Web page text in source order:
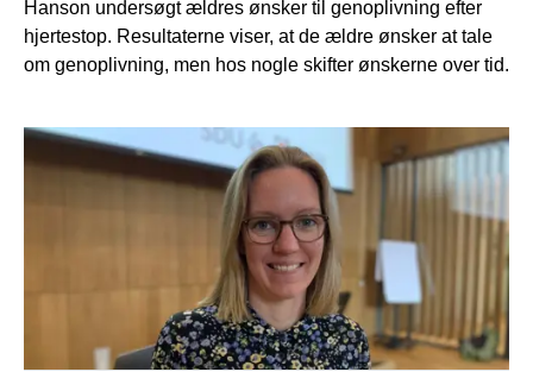
Hanson undersøgt ældres ønsker til genoplivning efter
hjertestop. Resultaterne viser, at de ældre ønsker at tale
om genoplivning, men hos nogle skifter ønskerne over tid.